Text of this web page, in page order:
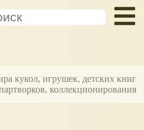
кукол, игрушек, детских книг
коллекционирования